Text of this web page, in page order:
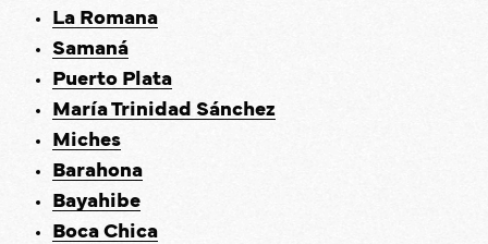
La Romana
Samaná
Puerto Plata
María Trinidad Sánchez
Miches
Barahona
Bayahibe
Boca Chica